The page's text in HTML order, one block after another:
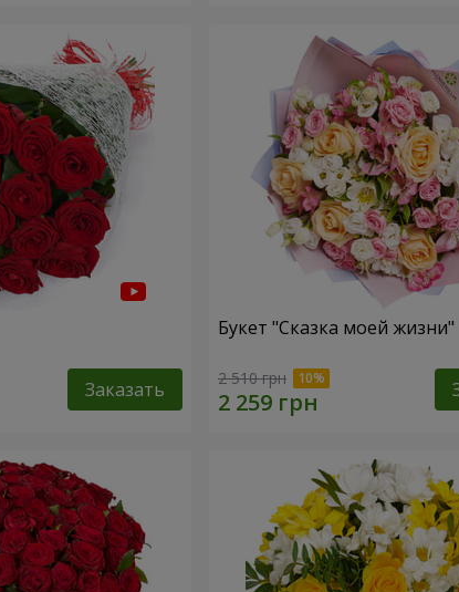
Заказать
Букет "Сказка моей жизни"
2 510 грн